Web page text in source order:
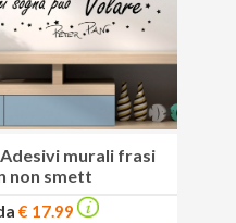
Adesivi murali frasi
non smett
€ 17.99